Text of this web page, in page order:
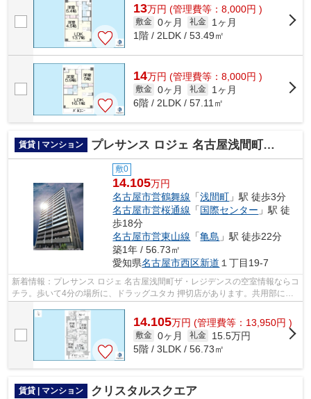
13万円 (管理費等：8,000円 )
敷金 0ヶ月 礼金
1ヶ月
1階 / 2LDK / 53.49㎡
14万円 (管理費等：8,000円 )
敷金 0ヶ月 礼金
1ヶ月
6階 / 2LDK / 57.11㎡
賃貸 | マンション プレサンス ロジェ 名古屋浅間町ザ・レジデンス
敷0
14.105万円
名古屋市営鶴舞線 「浅間町 」駅 徒歩3分
名古屋市営桜通線 「国際センター 」駅 徒
歩18分
名古屋市営東山線 「亀島 」駅 徒歩22分
築1年 / 56.73㎡
愛知県名古屋市西区新道 １丁目19-7
新着情報：プレサンス ロジェ 名古屋浅間町ザ・レジデンスの空室情報ならコ
チラ。歩いて4分の場所に、ドラッグユタカ 押切店があります。共用部には
14.105万円 (管理費等：13,950円 )
敷金 0ヶ月 礼金
15.5万円
5階 / 3LDK / 56.73㎡
賃貸 | マンション クリスタルスクエア